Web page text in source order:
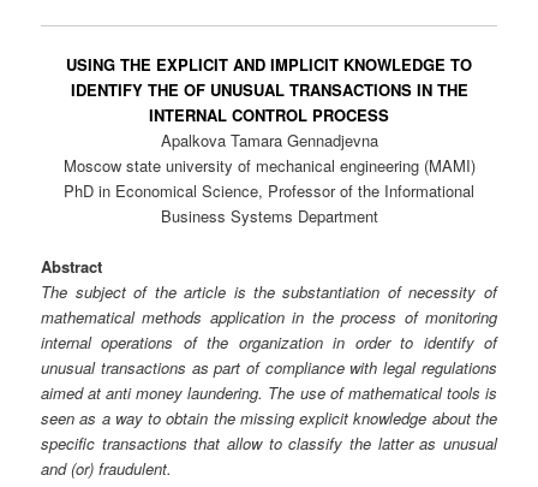
USING THE EXPLICIT AND IMPLICIT KNOWLEDGE TO
IDENTIFY THE OF UNUSUAL TRANSACTIONS IN THE
INTERNAL CONTROL PROCESS
Apalkova Tamara Gennadjevna
Moscow state university of mechanical engineering (MAMI)
PhD in Economical Science, Professor of the Informational
Business Systems Department
Abstract
The subject of the article is the substantiation of necessity of
mathematical methods application in the process of monitoring
internal operations of the organization in order to identify of
unusual transactions as part of compliance with legal regulations
aimed at anti money laundering. The use of mathematical tools is
seen as a way to obtain the missing explicit knowledge about the
specific transactions that allow to classify the latter as unusual
and (or) fraudulent.